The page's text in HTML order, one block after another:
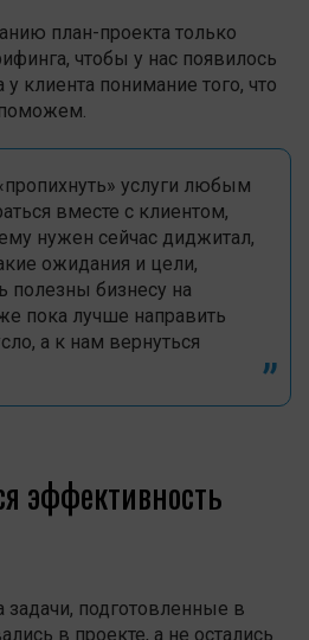
план-проекта только
чтобы у нас появилось
клиента понимание того, что
услуги любым
вместе с клиентом,
нужен сейчас диджитал,
ожидания и цели,
бизнесу на
пока лучше направить
а к нам вернуться
эффективность
задачи, подготовленные в
в проекте, а не остались